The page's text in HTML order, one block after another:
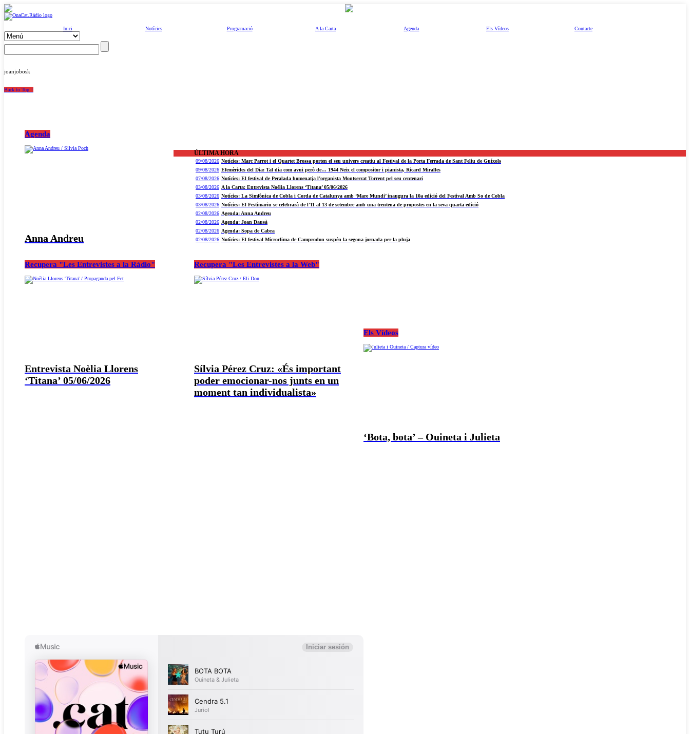
Inici Notícies Programació A la Carta Agenda Els Vídeos Contacte
joanjobosk
Back to Top ↑
Agenda
Anna Andreu
ÚLTIMA HORA
09/08/2026 Notícies: Marc Parrot i el Quartet Brossa porten el seu univers creatiu al Festival de la Porta Ferrada de Sant Feliu de Guíxols
09/08/2026 Efemèrides del Dia: Tal dia com avui però de… 1944 Neix el compositor i pianista, Ricard Miralles
07/08/2026 Notícies: El festival de Peralada homenatja l’organista Montserrat Torrent pel seu centenari
03/08/2026 A la Carta: Entrevista Noèlia Llorens ‘Titana’ 05/06/2026
03/08/2026 Notícies: La Simfònica de Cobla i Corda de Catalunya amb ‘Mare Mundi’ inaugura la 10a edició del Festival Amb So de Cobla
03/08/2026 Notícies: El Festimariu se celebrarà de l’11 al 13 de setembre amb una trentena de propostes en la seva quarta edició
02/08/2026 Agenda: Anna Andreu
02/08/2026 Agenda: Joan Dausà
02/08/2026 Agenda: Sopa de Cabra
02/08/2026 Notícies: El festival Microclima de Camprodon suspèn la segona jornada per la pluja
Recupera "Les Entrevistes a la Ràdio"
Entrevista Noèlia Llorens
‘Titana’ 05/06/2026
Recupera "Les Entrevistes a la Web"
Sílvia Pérez Cruz: «És important
poder emocionar-nos junts en un
moment tan individualista»
Els Vídeos
‘Bota, bota’ – Ouineta i Julieta